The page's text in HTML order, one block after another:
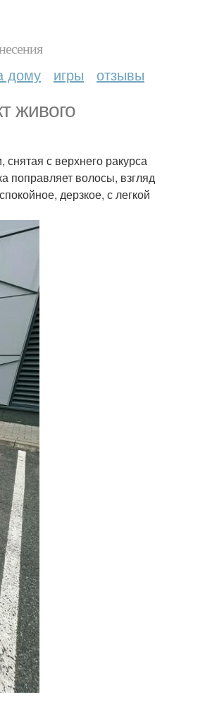
дому игры отзывы
живого
с верхнего ракурса
поправляет волосы, взгляд
дерзкое, с легкой